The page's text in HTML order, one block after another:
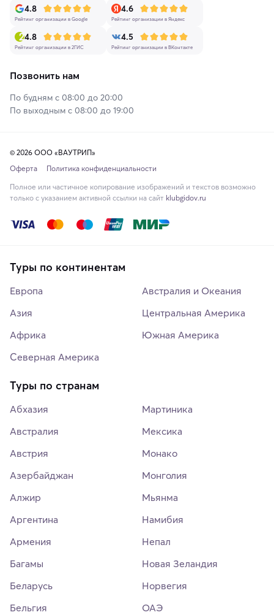
4.8
Рейтинг организации в Google
4.6
Рейтинг организации в Яндекс
4.8
Рейтинг организации в 2ГИС
4.5
Рейтинг организации в ВКонтакте
Позвонить нам
По будням с 08:00 до 20:00
По выходным с 08:00 до 19:00
© 2026 ООО «ВАУТРИП»
Оферта
Политика конфиденциальности
Полное или частичное копирование изображений и текстов возможно
только с указанием активной ссылки на сайт klubgidov.ru
Туры по континентам
Европа
Азия
Африка
Северная Америка
Австралия и Океания
Центральная Америка
Южная Америка
Туры по странам
Абхазия
Австралия
Австрия
Азербайджан
Алжир
Аргентина
Армения
Багамы
Беларусь
Бельгия
Мартиника
Мексика
Монако
Монголия
Мьянма
Намибия
Непал
Новая Зеландия
Норвегия
ОАЭ